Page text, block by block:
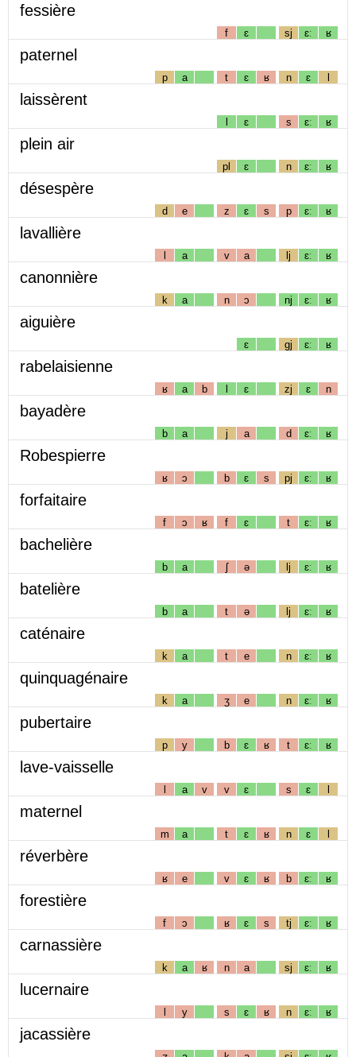
fessière
f ɛ sj ɛː ʁ
paternel
p a t ɛ ʁ n ɛ l
laissèrent
l ɛ s ɛː ʁ
plein air
pl ɛ n ɛː ʁ
désespère
d e z ɛ s p ɛː ʁ
lavallière
l a v a lj ɛː ʁ
canonnière
k a n ɔ nj ɛː ʁ
aiguière
ɛ gj ɛː ʁ
rabelaisienne
ʁ a b l ɛ zj ɛ n
bayadère
b a j a d ɛː ʁ
Robespierre
ʁ ɔ b ɛ s pj ɛː ʁ
forfaitaire
f ɔ ʁ f ɛ t ɛː ʁ
bachelière
b a ʃ ə lj ɛː ʁ
batelière
b a t ə lj ɛː ʁ
caténaire
k a t e n ɛː ʁ
quinquagénaire
k a ʒ e n ɛː ʁ
pubertaire
p y b ɛ ʁ t ɛː ʁ
lave-vaisselle
l a v v ɛ s ɛ l
maternel
m a t ɛ ʁ n ɛ l
réverbère
ʁ e v ɛ ʁ b ɛː ʁ
forestière
f ɔ ʁ ɛ s tj ɛː ʁ
carnassière
k a ʁ n a sj ɛː ʁ
lucernaire
l y s ɛ ʁ n ɛː ʁ
jacassière